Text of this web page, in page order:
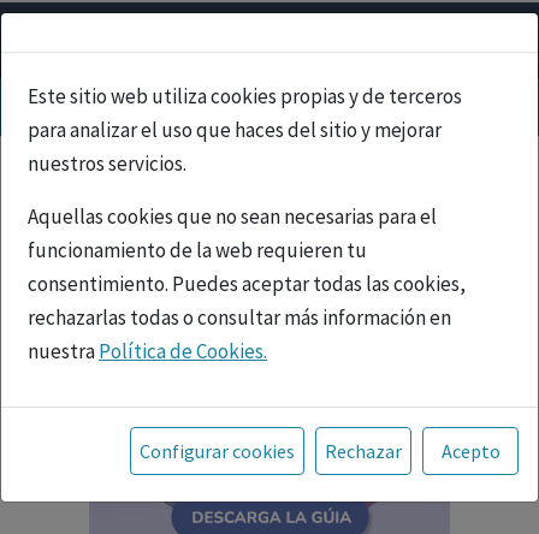
Este sitio web utiliza cookies propias y de terceros
para analizar el uso que haces del sitio y mejorar
nuestros servicios.
Aquellas cookies que no sean necesarias para el
funcionamiento de la web requieren tu
consentimiento. Puedes aceptar todas las cookies,
rechazarlas todas o consultar más información en
nuestraPolítica de Cookies.
Toda la información incluida en la Página Web está
referida a productos del mercado español y, por
tanto, dirigida a profesionales sanitarios legalmente
facultados para prescribir o dispensar medicamentos
Configurar cookies Rechazar Acepto